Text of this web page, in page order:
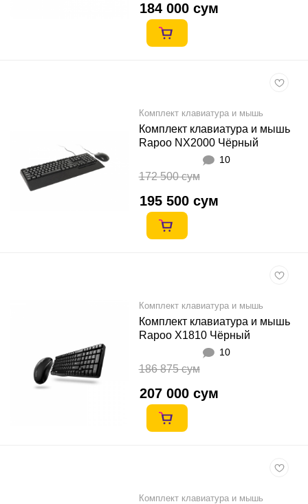
184 000 сум
Комплект клавиатура и мышь
Комплект клавиатура и мышь
Rapoo NX2000 Чёрный
10
172 500 сум
195 500 сум
Комплект клавиатура и мышь
Комплект клавиатура и мышь
Rapoo X1810 Чёрный
10
186 875 сум
207 000 сум
Комплект клавиатура и мышь